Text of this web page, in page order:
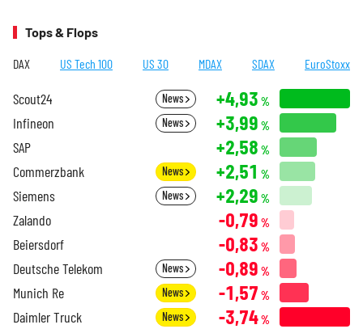
Tops & Flops
DAX US Tech 100 US 30 MDAX SDAX EuroStoxx
Scout24 News +4,93 %
Infineon News +3,99 %
SAP +2,58 %
Commerzbank News +2,51 %
Siemens News +2,29 %
Zalando -0,79 %
Beiersdorf -0,83 %
Deutsche Telekom News -0,89 %
Munich Re News -1,57 %
Daimler Truck News -3,74%